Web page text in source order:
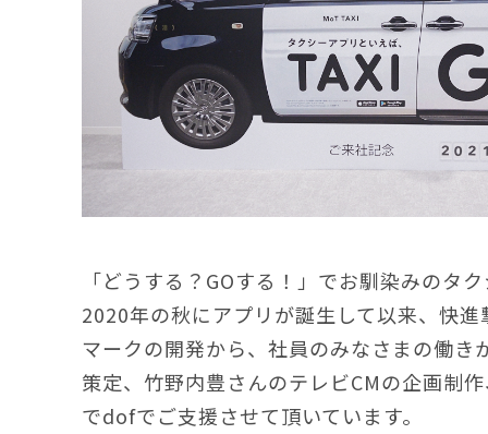
「どうする？GOする！」でお馴染みのタ
2020年の秋にアプリが誕生して以来、快
マークの開発から、社員のみなさまの働き
策定、竹野内豊さんのテレビCMの企画制
でdofでご支援させて頂いています。